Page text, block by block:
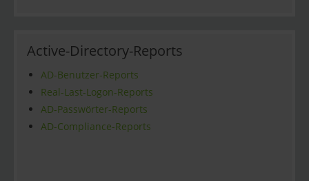
Active-Directory-Reports
AD-Benutzer-Reports
Real-Last-Logon-Reports
AD-Passwörter-Reports
AD-Compliance-Reports